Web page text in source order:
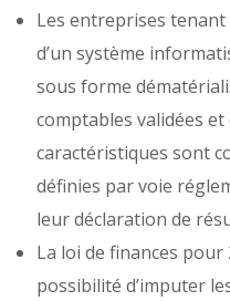
Les entreprises
d’un système
sous forme
comptables validées
caractéristiques sont
définies par voie
leur déclaration de
La loi de finances
possibilité d’imputer